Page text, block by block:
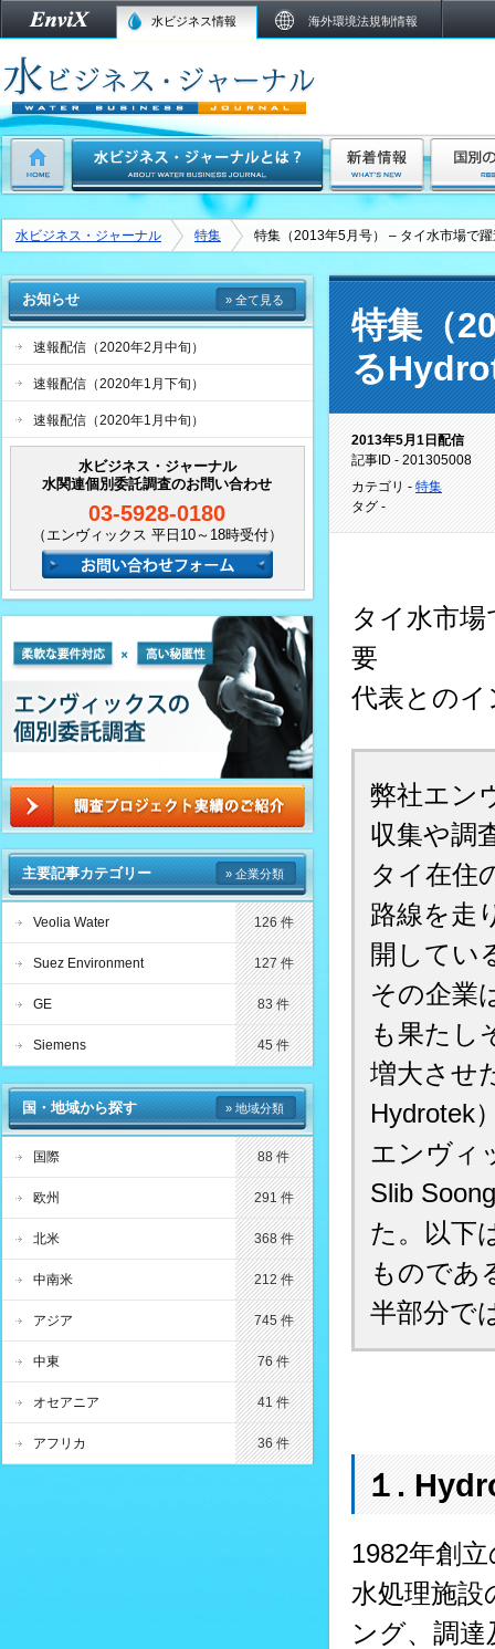
水ビジネス情報 海外環境法規制情報
水ビジネス・ジャーナル 特集 特集（2013年5月号） – タイ水市場で
特集（
る
2013年5月1日配信
記事ID - 201305008
カテゴリ - 特集
タグ -
タイ水市
要
代表との
弊社エン
収集や調
タイ在住
路線を走
開してい
その企業
も果たし
増大させ
Hydrotek
エンヴィ
Slib
た。以下
ものであ
半部分で
１.
1982年創
水処理施
ング、調
お知らせ » 全て見る
速報配信（2020年2月中旬）
速報配信（2020年1月下旬）
速報配信（2020年1月中旬）
水ビジネス・ジャーナル
水関連個別委託調査のお問い合わせ
03-5928-0180
（エンヴィックス 平日10～18時受付）
主要記事カテゴリー » 企業分類
Veolia Water 126 件
Suez Environment 127 件
GE 83 件
Siemens 45 件
国・地域から探す » 地域分類
国際 88 件
欧州 291 件
北米 368 件
中南米 212 件
アジア 745 件
中東 76 件
オセアニア 41 件
アフリカ 36 件